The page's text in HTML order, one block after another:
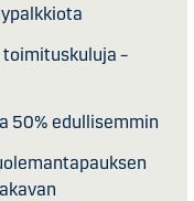
–
50% edullisemmin